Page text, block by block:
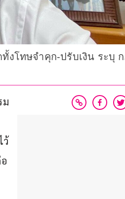
งโทษจำคุก-ปรับเงิน ระบุ
ม
ว้